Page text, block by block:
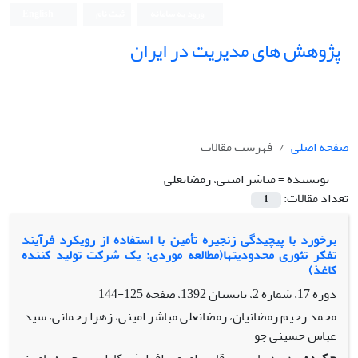
پژوهش های مدیریت در ایران
صفحه اصلی
فهرست مقالات
نویسنده =مباشر امینی، رمضانعلی
تعداد مقالات:
1
برخورد با پیچیدگی زنجیره تأمین با استفاده از رویکرد فرآیند
تفکر تئوری محدودیتها(مطالعه موردی: یک شرکت تولید کننده
کاغذ)
دوره 17، شماره 2، تابستان 1392، صفحه
125-144
محمد رحیم رمضانیان، رمضانعلی مباشر امینی، زهرا رحمانی، سید
عباس حسینی جو